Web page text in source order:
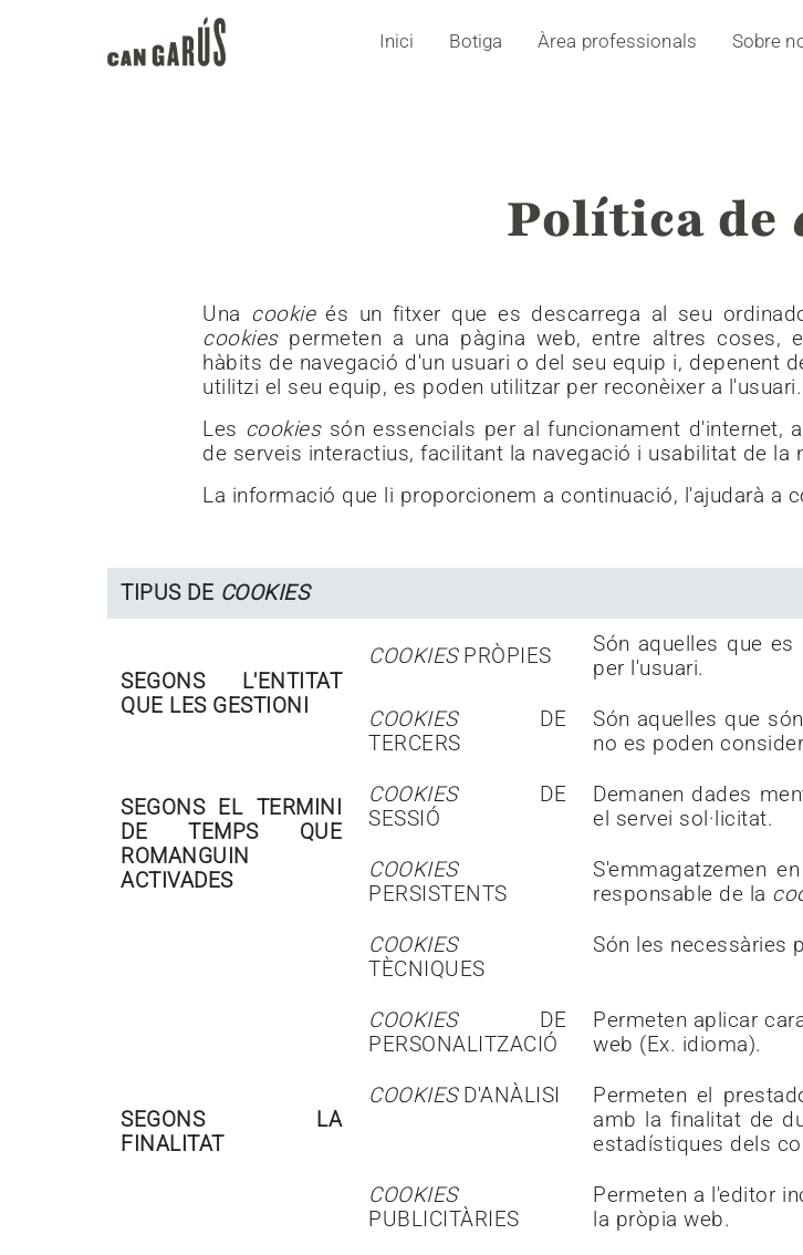
Inici Botiga Àrea professionals Sobre
Política de
Una cookieés un fitxer que es descarrega al seu
cookiespermeten a una pàgina web, entre altres coses,
hàbits de navegació d'un usuari o del seu equip i, depenent
utilitzi el seu equip, es poden utilitzar per reconèixer a l'usuari.
Les cookiessón essencials per al funcionament d'internet,
de serveis interactius, facilitant la navegació i usabilitat de la
La informació que li proporcionem a continuació, l'ajudarà a
TIPUS DE COOKIES
SEGONS L'ENTITAT
QUE LES GESTIONI
COOKIESPRÒPIES
Són aquelles que
per l'usuari.
COOKIESDE
TERCERS
Són aquelles que
no es poden
SEGONS EL TERMINI
DE TEMPS QUE
ROMANGUIN
ACTIVADES
COOKIESDE
SESSIÓ
Demanen dades
el servei sol·licitat.
COOKIES
PERSISTENTS
S'emmagatzemen
responsable de la
SEGONS LA
FINALITAT
COOKIES
TÈCNIQUES
Són les necessàries
COOKIESDE
PERSONALITZACIÓ
Permeten aplicar
web (Ex. idioma).
COOKIESD'ANÀLISI
Permeten el
amb la finalitat de
estadístiques dels
COOKIES
PUBLICITÀRIES
Permeten a l'editor
la pròpia web.